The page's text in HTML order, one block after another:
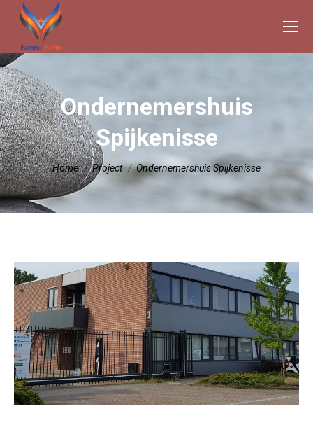
Ondernemershuis
Spijkenisse
Je bent hier:
Home Project Ondernemershuis Spijkenisse